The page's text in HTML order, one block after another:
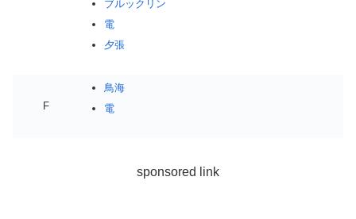
ブルックリン
電
夕張
F
鳥海
電
sponsored link